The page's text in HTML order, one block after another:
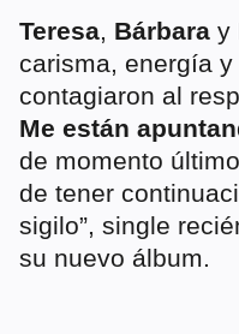
Teresa Bárbara y
carisma, energía
contagiaron al
Me están
de momento
de tener
sigilo”, single
su nuevo álbum.